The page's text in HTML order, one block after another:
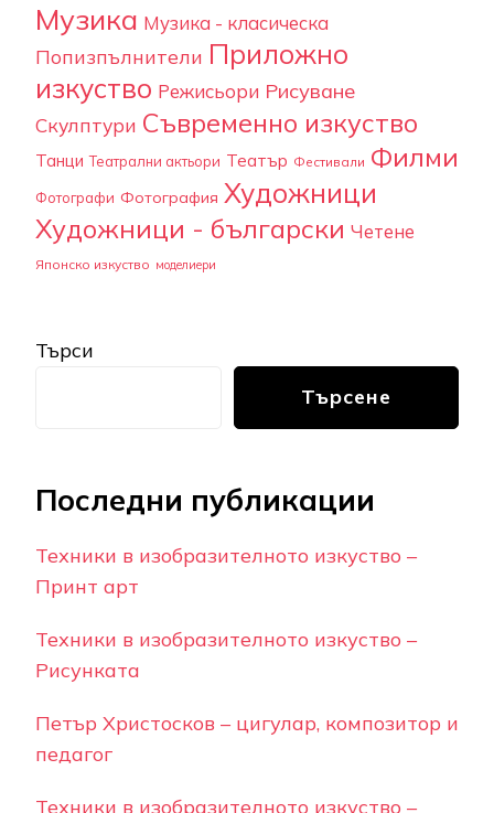
Музика Музика - класическа
Попизпълнители Приложно
изкуство Режисьори Рисуване
Скулптури Съвременно изкуство
Танци Театрални актьори Театър Фестивали Филми
Фотографи Фотография Художници
Художници - български Четене
Японско изкуство моделиери
Търси
Търсене
Последни публикации
Техники в изобразителното изкуство –
Принт арт
Техники в изобразителното изкуство –
Рисунката
Петър Христосков – цигулар, композитор и
педагог
Техники в изобразителното изкуство –